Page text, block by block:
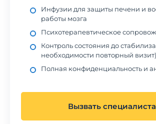
Инфузии для защиты печени и
работы мозга
Психотерапевтическое
Контроль состояния до
необходимости повторный визит)
Полная конфиденциальность и
Вызвать специалиста